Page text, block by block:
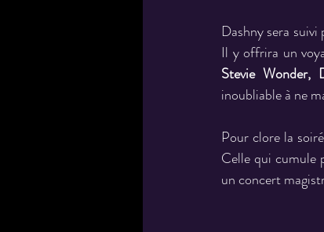
Dashny sera
Il y offrira un
Stevie Wonder,
inoubliable à ne
Pour clore la
Celle qui cumule
un concert